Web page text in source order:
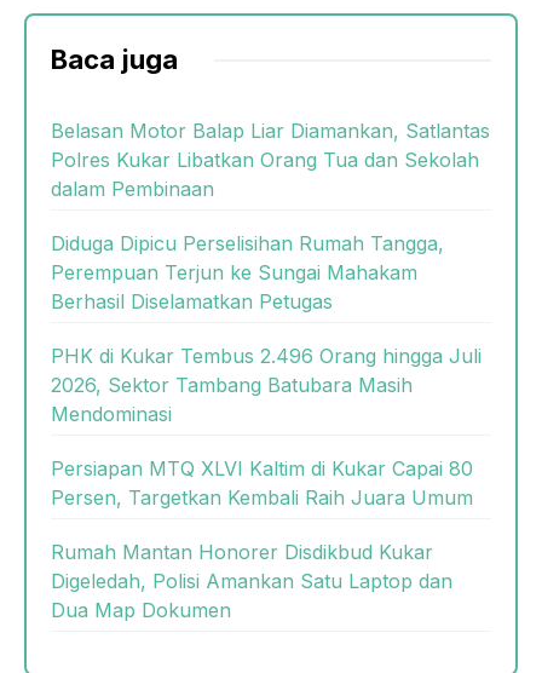
Baca juga
Belasan Motor Balap Liar Diamankan, Satlantas
Polres Kukar Libatkan Orang Tua dan Sekolah
dalam Pembinaan
Diduga Dipicu Perselisihan Rumah Tangga,
Perempuan Terjun ke Sungai Mahakam
Berhasil Diselamatkan Petugas
PHK di Kukar Tembus 2.496 Orang hingga Juli
2026, Sektor Tambang Batubara Masih
Mendominasi
Persiapan MTQ XLVI Kaltim di Kukar Capai 80
Persen, Targetkan Kembali Raih Juara Umum
Rumah Mantan Honorer Disdikbud Kukar
Digeledah, Polisi Amankan Satu Laptop dan
Dua Map Dokumen